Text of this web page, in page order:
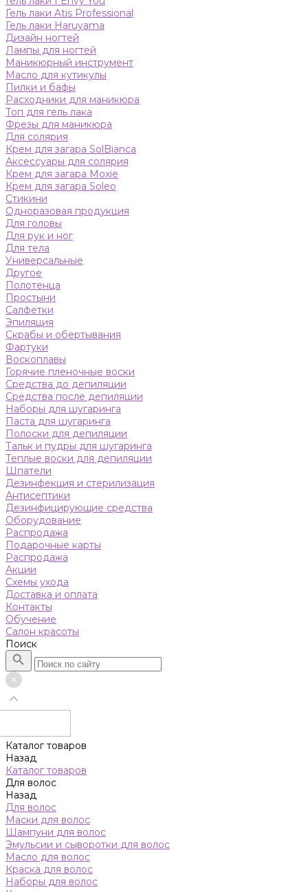
Гель лаки Atis Professional
Гель лаки Haruyama
Дизайн ногтей
Лампы для ногтей
Маникюрный инструмент
Масло для кутикулы
Пилки и бафы
Расходники для маникюра
Топ для гель лака
Фрезы для маникюра
Для солярия
Крем для загара SolBianca
Аксессуары для солярия
Крем для загара Moxie
Крем для загара Soleo
Стикини
Одноразовая продукция
Для головы
Для рук и ног
Для тела
Универсальные
Другое
Полотенца
Простыни
Салфетки
Эпиляция
Скрабы и обертывания
Фартуки
Воскоплавы
Горячие пленочные воски
Средства до депиляции
Средства после депиляции
Наборы для шугаринга
Паста для шугаринга
Полоски для депиляции
Тальк и пудры для шугаринга
Теплые воски для депиляции
Шпатели
Дезинфекция и стерилизация
Антисептики
Дезинфицирующие средства
Оборудование
Распродажа
Подарочные карты
Распродажа
Акции
Схемы ухода
Доставка и оплата
Контакты
Обучение
Салон красоты
Поиск
Каталог товаров
Назад
Каталог товаров
Для волос
Назад
Для волос
Маски для волос
Шампуни для волос
Эмульсии и сыворотки для волос
Масло для волос
Краска для волос
Наборы для волос